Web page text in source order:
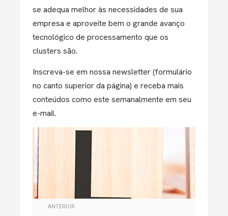
se adequa melhor às necessidades de sua
empresa e aproveite bem o grande avanço
tecnológico de processamento que os
clusters são.
Inscreva-se em nossa newsletter (formulário
no canto superior da página) e receba mais
conteúdos como este semanalmente em seu
e-mail.
ANTERIOR